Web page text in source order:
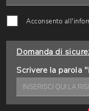
Acconsento
Domanda di
Scrivere la parola